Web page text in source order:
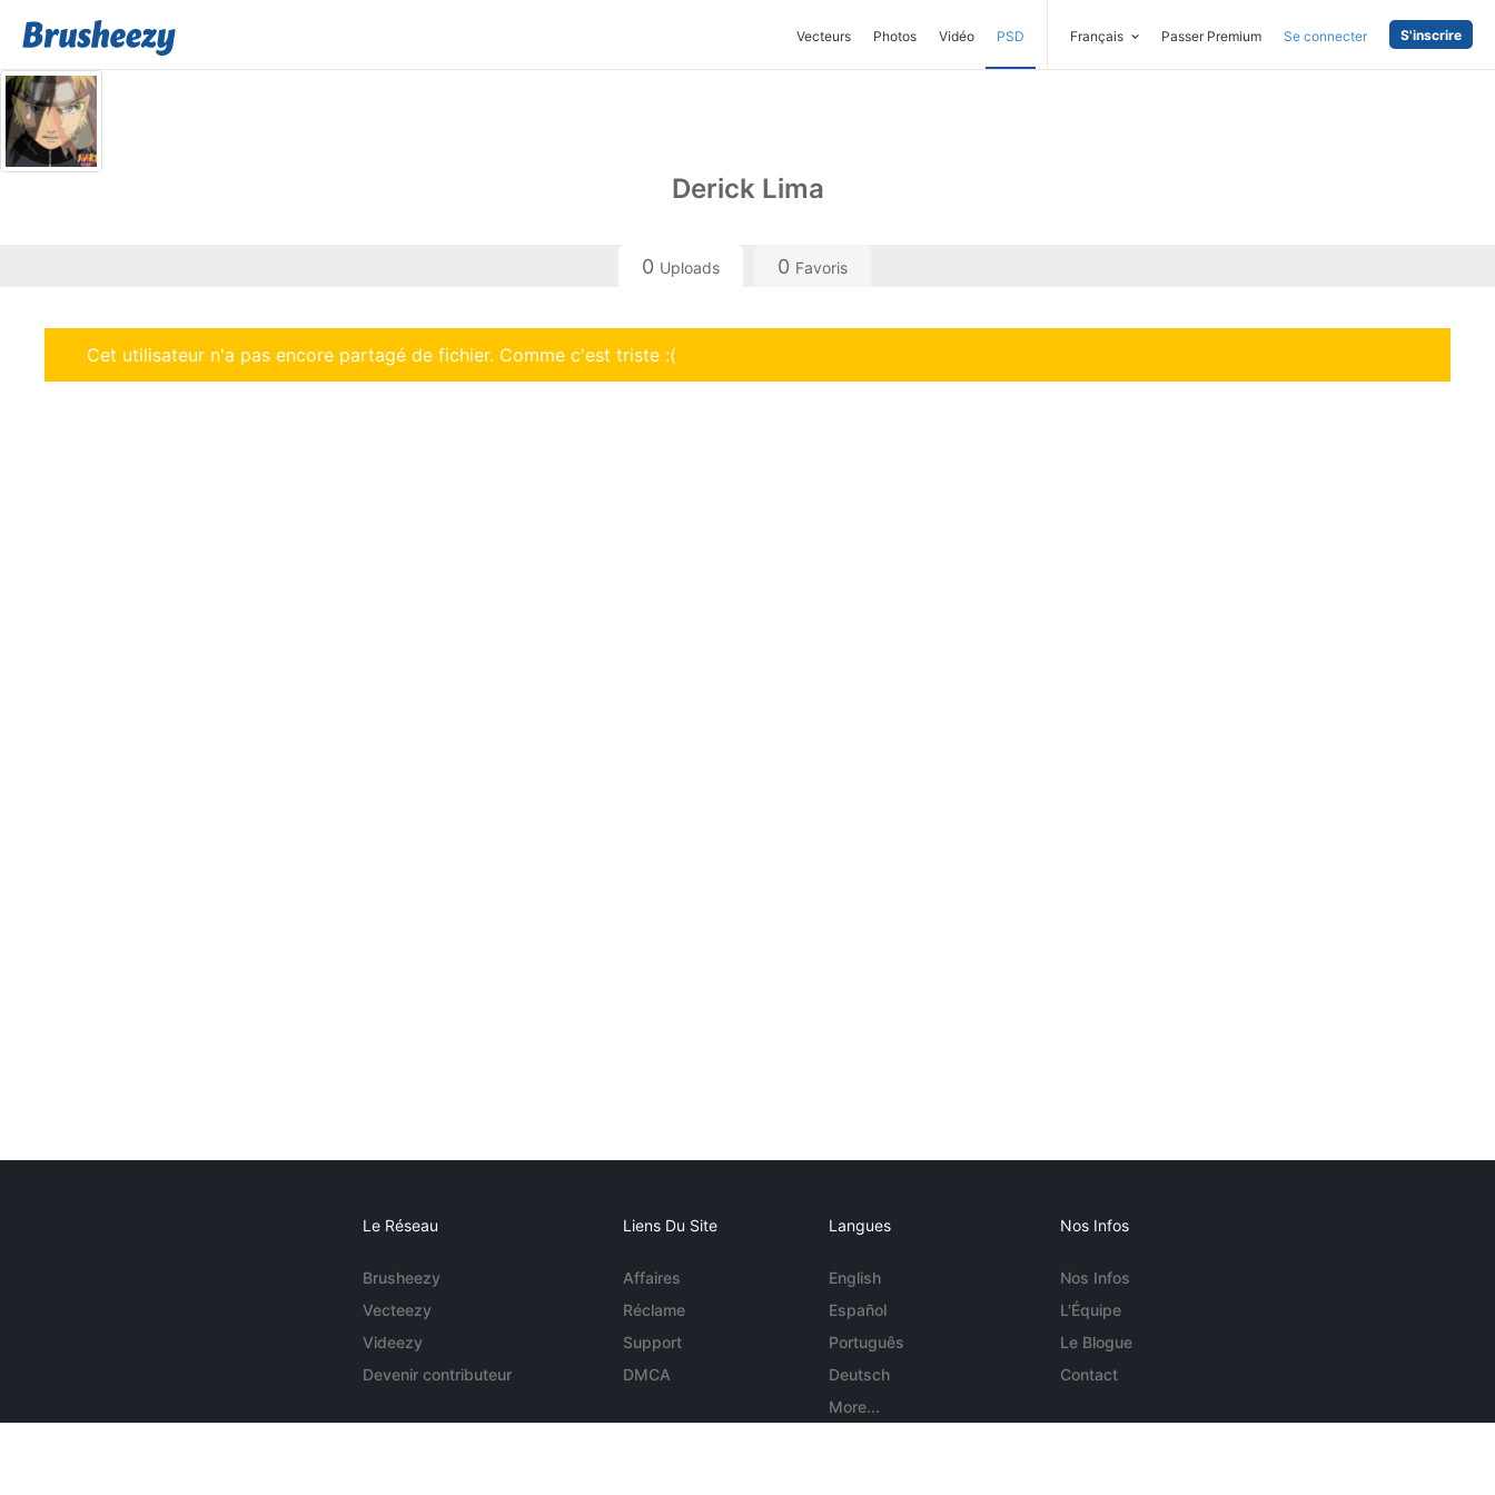
Vecteurs Photos Vidéo PSD Français Passer Premium Se connecter S'inscrire
Derick Lima
0 Uploads 0 Favoris
Cet utilisateur n'a pas encore partagé de fichier. Comme c'est triste :(
Le Réseau
Brusheezy
Vecteezy
Videezy
Devenir contributeur
Liens Du Site
Affaires
Réclame
Support
DMCA
Langues
English
Español
Português
Deutsch
More...
Nos Infos
Nos Infos
L'Équipe
Le Blogue
Contact